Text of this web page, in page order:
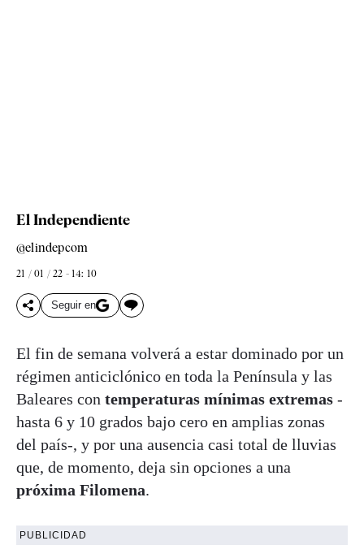
El Independiente
@elindepcom
21 / 01 / 22 - 14: 10
Seguir en
El fin de semana volverá a estar dominado por un
régimen anticiclónico en toda la Península y las
Baleares con temperaturas mínimas extremas -
hasta 6 y 10 grados bajo cero en amplias zonas
del país-, y por una ausencia casi total de lluvias
que, de momento, deja sin opciones a una
próxima Filomena.
PUBLICIDAD